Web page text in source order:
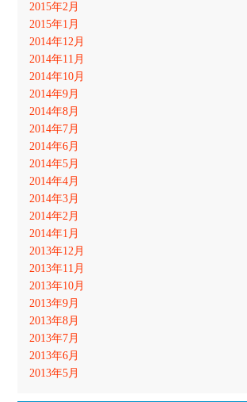
2015年2月
2015年1月
2014年12月
2014年11月
2014年10月
2014年9月
2014年8月
2014年7月
2014年6月
2014年5月
2014年4月
2014年3月
2014年2月
2014年1月
2013年12月
2013年11月
2013年10月
2013年9月
2013年8月
2013年7月
2013年6月
2013年5月